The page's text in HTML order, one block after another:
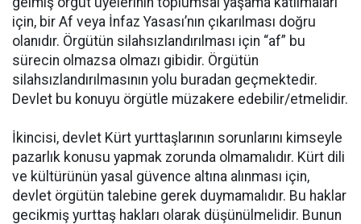
için, bir Af veya İnfaz Yasası’nın çıkarılması doğru
olanıdır. Örgütün silahsızlandırılması için “af” bu
sürecin olmazsa olmazı gibidir. Örgütün
silahsızlandırılmasının yolu buradan geçmektedir.
Devlet bu konuyu örgütle müzakere edebilir/etmelidir.
İkincisi, devlet Kürt yurttaşlarının sorunlarını kimseyle
pazarlık konusu yapmak zorunda olmamalıdır. Kürt dili
ve kültürünün yasal güvence altına alınması için,
devlet örgütün talebine gerek duymamalıdır. Bu haklar
gecikmiş yurttaş hakları olarak düşünülmelidir. Bunun